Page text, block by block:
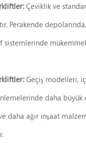
Çeviklik ve
Perakende
sistemlerinde
Geçiş modelleri,
daha büyük
daha ağır inşaat